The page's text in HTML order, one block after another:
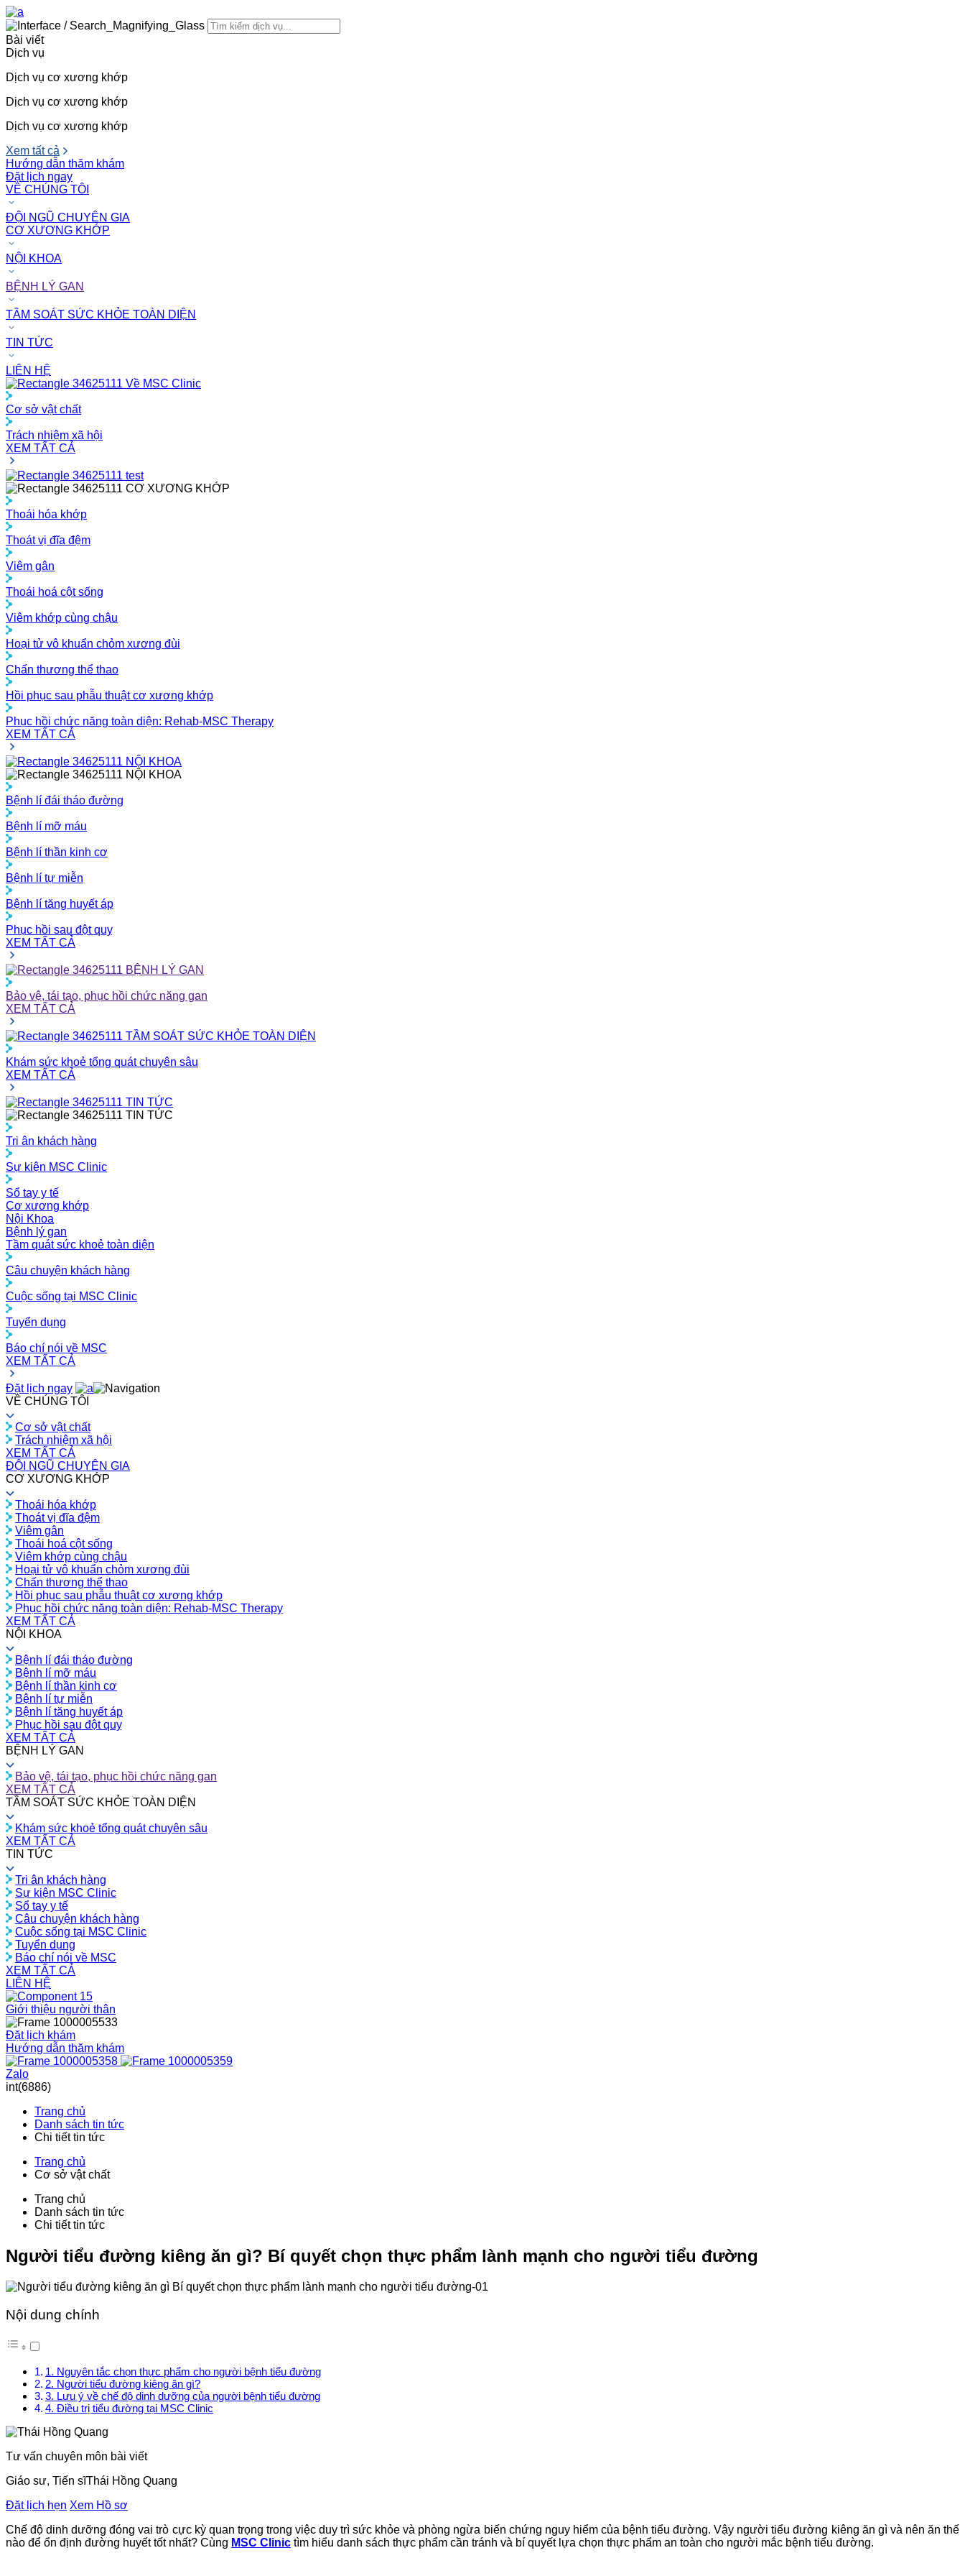
Bài viết
Dịch vụ
Dịch vụ cơ xương khớp
Dịch vụ cơ xương khớp
Dịch vụ cơ xương khớp
Xem tất cả
Hướng dẫn thăm khám
Đặt lịch ngay
VỀ CHÚNG TÔI
ĐỘI NGŨ CHUYÊN GIA
CƠ XƯƠNG KHỚP
NỘI KHOA
BỆNH LÝ GAN
TẦM SOÁT SỨC KHỎE TOÀN DIỆN
TIN TỨC
LIÊN HỆ
Về MSC Clinic
Cơ sở vật chất
Trách nhiệm xã hội
XEM TẤT CẢ
test
CƠ XƯƠNG KHỚP
Thoái hóa khớp
Thoát vị đĩa đệm
Viêm gân
Thoái hoá cột sống
Viêm khớp cùng chậu
Hoại tử vô khuẩn chỏm xương đùi
Chấn thương thể thao
Hồi phục sau phẫu thuật cơ xương khớp
Phục hồi chức năng toàn diện: Rehab-MSC Therapy
XEM TẤT CẢ
NỘI KHOA
NỘI KHOA
Bệnh lí đái tháo đường
Bệnh lí mỡ máu
Bệnh lí thần kinh cơ
Bệnh lí tự miễn
Bệnh lí tăng huyết áp
Phục hồi sau đột quỵ
XEM TẤT CẢ
BỆNH LÝ GAN
Bảo vệ, tái tạo, phục hồi chức năng gan
XEM TẤT CẢ
TẦM SOÁT SỨC KHỎE TOÀN DIỆN
Khám sức khoẻ tổng quát chuyên sâu
XEM TẤT CẢ
TIN TỨC
TIN TỨC
Tri ân khách hàng
Sự kiện MSC Clinic
Sổ tay y tế
Cơ xương khớp
Nội Khoa
Bệnh lý gan
Tầm quát sức khoẻ toàn diện
Câu chuyện khách hàng
Cuộc sống tại MSC Clinic
Tuyển dụng
Báo chí nói về MSC
XEM TẤT CẢ
Đặt lịch ngay
VỀ CHÚNG TÔI
Cơ sở vật chất
Trách nhiệm xã hội
XEM TẤT CẢ
ĐỘI NGŨ CHUYÊN GIA
CƠ XƯƠNG KHỚP
Thoái hóa khớp
Thoát vị đĩa đệm
Viêm gân
Thoái hoá cột sống
Viêm khớp cùng chậu
Hoại tử vô khuẩn chỏm xương đùi
Chấn thương thể thao
Hồi phục sau phẫu thuật cơ xương khớp
Phục hồi chức năng toàn diện: Rehab-MSC Therapy
XEM TẤT CẢ
NỘI KHOA
Bệnh lí đái tháo đường
Bệnh lí mỡ máu
Bệnh lí thần kinh cơ
Bệnh lí tự miễn
Bệnh lí tăng huyết áp
Phục hồi sau đột quỵ
XEM TẤT CẢ
BỆNH LÝ GAN
Bảo vệ, tái tạo, phục hồi chức năng gan
XEM TẤT CẢ
TẦM SOÁT SỨC KHỎE TOÀN DIỆN
Khám sức khoẻ tổng quát chuyên sâu
XEM TẤT CẢ
TIN TỨC
Tri ân khách hàng
Sự kiện MSC Clinic
Sổ tay y tế
Câu chuyện khách hàng
Cuộc sống tại MSC Clinic
Tuyển dụng
Báo chí nói về MSC
XEM TẤT CẢ
LIÊN HỆ
Giới thiệu người thân
Đặt lịch khám
Hướng dẫn thăm khám
Zalo
int(6886)
Trang chủ
Danh sách tin tức
Chi tiết tin tức
Trang chủ
Cơ sở vật chất
Trang chủ
Danh sách tin tức
Chi tiết tin tức
Người tiểu đường kiêng ăn gì? Bí quyết chọn thực phẩm lành mạnh cho người tiểu đường
Nội dung chính
1. Nguyên tắc chọn thực phẩm cho người bệnh tiểu đường
2. Người tiểu đường kiêng ăn gì?
3. Lưu ý về chế độ dinh dưỡng của người bệnh tiểu đường
4. Điều trị tiểu đường tại MSC Clinic
Tư vấn chuyên môn bài viết
Giáo sư, Tiến sĩThái Hồng Quang
Đặt lịch hẹn Xem Hồ sơ
Chế độ dinh dưỡng đóng vai trò cực kỳ quan trọng trong việc duy trì sức khỏe và phòng ngừa biến chứng nguy hiểm của bệnh tiểu đường. Vậy người tiểu đường kiêng ăn gì và nên ăn thế
nào để ổn định đường huyết tốt nhất? Cùng MSC Clinic tìm hiểu danh sách thực phẩm cần tránh và bí quyết lựa chọn thực phẩm an toàn cho người mắc bệnh tiểu đường.